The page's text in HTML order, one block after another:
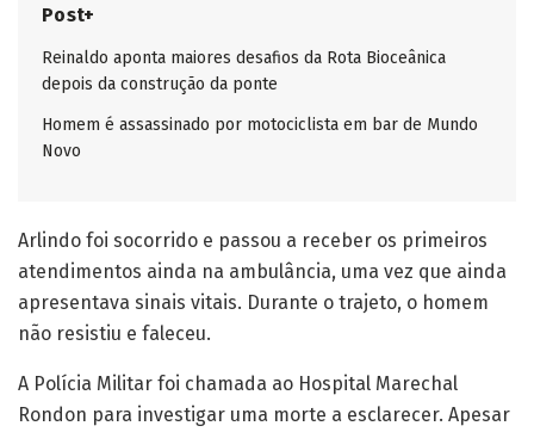
Post+
Reinaldo aponta maiores desafios da Rota Bioceânica
depois da construção da ponte
Homem é assassinado por motociclista em bar de Mundo
Novo
Arlindo foi socorrido e passou a receber os primeiros
atendimentos ainda na ambulância, uma vez que ainda
apresentava sinais vitais. Durante o trajeto, o homem
não resistiu e faleceu.
A Polícia Militar foi chamada ao Hospital Marechal
Rondon para investigar uma morte a esclarecer. Apesar